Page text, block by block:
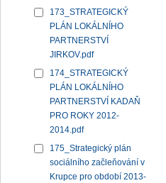
173_STRATEGICKÝ
PLÁN LOKÁLNÍHO
PARTNERSTVÍ
JIRKOV.pdf
174_STRATEGICKÝ
PLÁN LOKÁLNÍHO
PARTNERSTVÍ KADAŇ
PRO ROKY 2012-
2014.pdf
175_Strategický plán
sociálního začleňování v
Krupce pro období 2013-